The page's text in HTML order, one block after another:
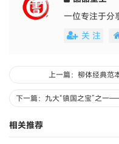
一位专注于分
关 注
上一篇：柳体经典范
相关推荐